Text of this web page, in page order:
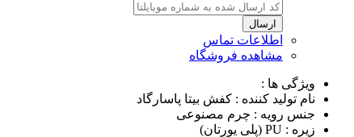
ارسال
اطلاعات تماس
مشاهده فروشگاه
ویژگی ها :
نام تولید کننده : کفش بیتا پاسارگاد
جنس رویه : چرم مصنوعی
زیره : PU (پلی یورتان)